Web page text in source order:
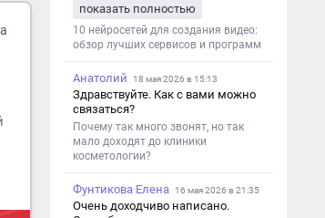
такой обзор именно с акцентом на
ограничения и подпись. Image V2
показать полностью
10 нейросетей для создания видео:
обзор лучших сервисов и программ
Анатолий 18 мая 2026 в 15:13
Здравствуйте. Как с вами можно
связаться?
Почему так много звонят, но так
мало доходят до клиники
косметологии?
Фунтикова Елена 16 мая 2026 в 21:35
Очень доходчиво написано.